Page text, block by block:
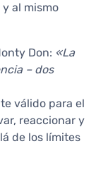
al mismo
Don: «La
– dos
válido para el
reaccionar y
de los límites